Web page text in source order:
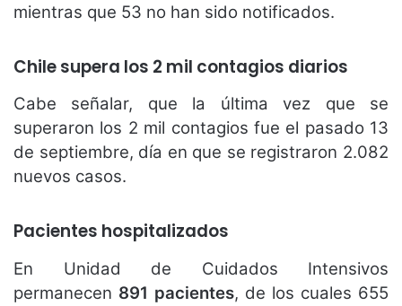
mientras que 53 no han sido notificados.
Chile supera los 2 mil contagios diarios
Cabe señalar, que la última vez que se
superaron los 2 mil contagios fue el pasado 13
de septiembre, día en que se registraron 2.082
nuevos casos.
Pacientes hospitalizados
En Unidad de Cuidados Intensivos
permanecen 891 pacientes, de los cuales 655